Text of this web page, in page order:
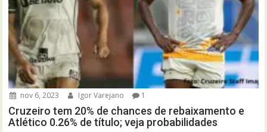
nov 6, 2023 Igor Varejano 1
Cruzeiro tem 20% de chances de rebaixamento e
Atlético 0.26% de título; veja probabilidades